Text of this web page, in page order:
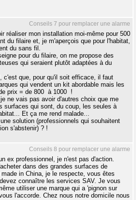
Conseils 7 pour remplacer une alarme
réaliser mon installation moi-même pour 500
du filaire et, je m'aperçois que pour l'habitat,
du sans fil.
pour du filaire, on me propose des
qui seraient plutôt adaptées à du
c'est que, pour qu'il soit efficace, il faut
qui vendent un kit abordable mais les
prix = de 800  à 1000  !
ne vais pas avoir d'autres choix que me
surfaces qui sont, du coup, les seules à
Et ça me rend malade...
solution (professionnels qui souhaitent
s'abstenir) ? !
Conseils 8 pour remplacer une alarme
ex professionnel, je n'est pas d'action.
dans des grandes surfaces de
made in China, je le respecte, vous êtes
connaître les services SAV. Je vous
utiliser une marque qui a 'pignon sur
l'accorde. Chez nous notre domicile nous